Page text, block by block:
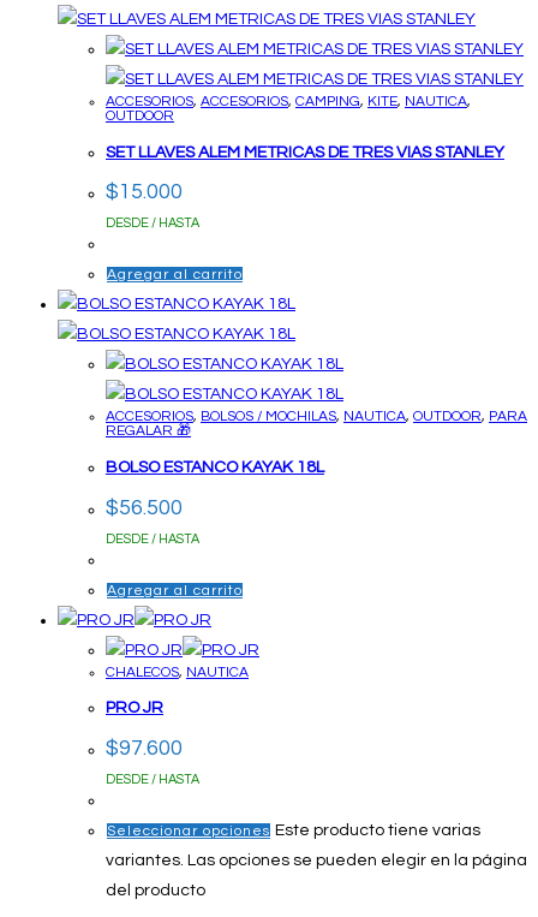
ACCESORIOS, ACCESORIOS, CAMPING, KITE, NAUTICA,
OUTDOOR
SET LLAVES ALEM METRICAS DE TRES VIAS STANLEY
$15.000
DESDE / HASTA
Agregar al carrito
ACCESORIOS, BOLSOS / MOCHILAS, NAUTICA, OUTDOOR, PARA
REGALAR 🎁
BOLSO ESTANCO KAYAK 18L
$56.500
DESDE / HASTA
Agregar al carrito
CHALECOS, NAUTICA
PRO JR
$97.600
DESDE / HASTA
Seleccionar opciones Este producto tiene varias
variantes. Las opciones se pueden elegir en la página
del producto